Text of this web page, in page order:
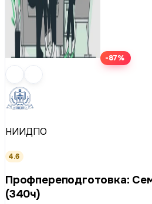
-87%
НИИДПО
4.6
Профпереподготовка:
(340ч)